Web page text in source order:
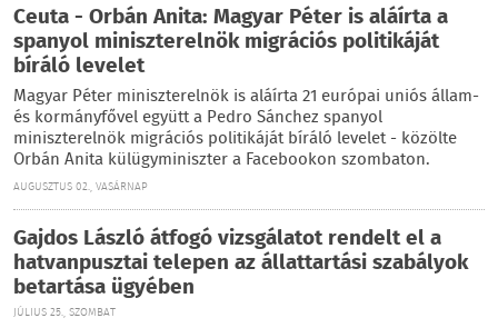
Ceuta - Orbán Anita: Magyar Péter is aláírta a
spanyol miniszterelnök migrációs politikáját
bíráló levelet
Magyar Péter miniszterelnök is aláírta 21 európai uniós állam-
és kormányfővel együtt a Pedro Sánchez spanyol
miniszterelnök migrációs politikáját bíráló levelet - közölte
Orbán Anita külügyminiszter a Facebookon szombaton.
AUGUSZTUS 02., VASÁRNAP
Gajdos László átfogó vizsgálatot rendelt el a
hatvanpusztai telepen az állattartási szabályok
betartása ügyében
JÚLIUS 25., SZOMBAT